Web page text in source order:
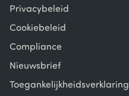
Privacybeleid
Cookiebeleid
Compliance
Nieuwsbrief
Toegankelijkheidsverklaring